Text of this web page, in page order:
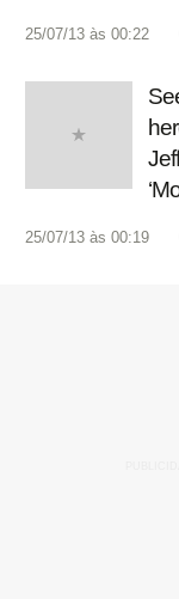
25/07/13 às 00:22
25/07/13 às 00:19